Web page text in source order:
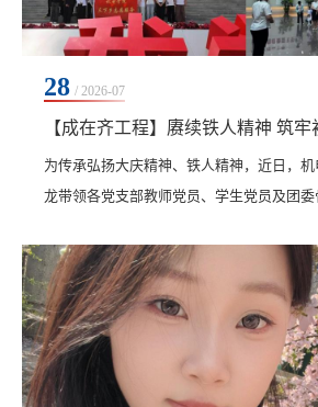
28 / 2026-07
为传承弘扬大庆精神、铁人精神，近日，
龙带领各党支部教师党员、学生党员及团
想信念根基。在讲解员引导下，师生依次
国”“艰苦创业”“科学求实”“无私奉献”七大
砺初心，到主动请缨奔赴油田；从“宁可少
大油田”的铿锵誓言，到纵身泥浆...